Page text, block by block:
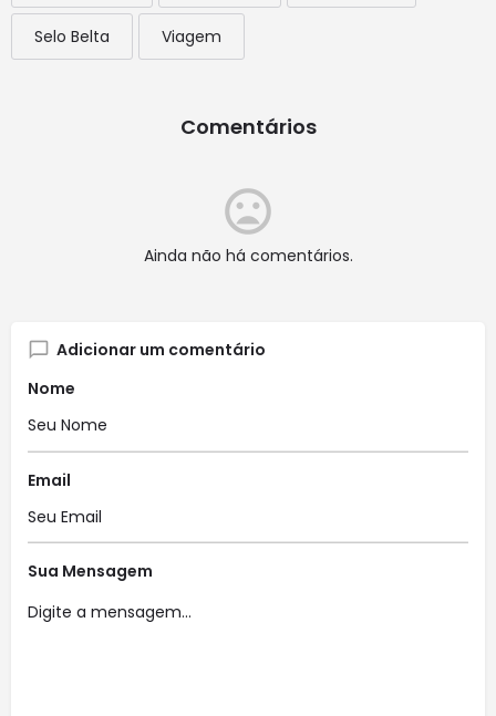
Selo Belta Viagem
Comentários
Ainda não há comentários.
Adicionar um comentário
Nome
Email
Sua Mensagem